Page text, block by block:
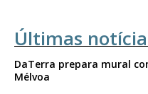
Últimas
DaTerra prepara mural
Mélvoa